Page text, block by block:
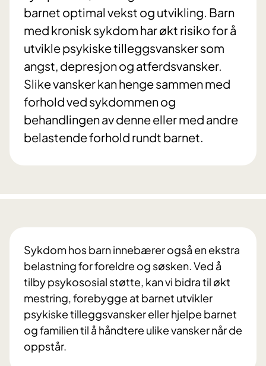
barnet optimal vekst og utvikling. Barn
med kronisk sykdom har økt risiko for å
utvikle psykiske tilleggsvansker som
angst, depresjon og atferdsvansker.
Slike vansker kan henge sammen med
forhold ved sykdommen og
behandlingen av denne eller med andre
belastende forhold rundt barnet.
Sykdom hos barn innebærer også en ekstra
belastning for foreldre og søsken. Ved å
tilby psykososial støtte, kan vi bidra til økt
mestring, forebygge at barnet utvikler
psykiske tilleggsvansker eller hjelpe barnet
og familien til å håndtere ulike vansker når de
oppstår.